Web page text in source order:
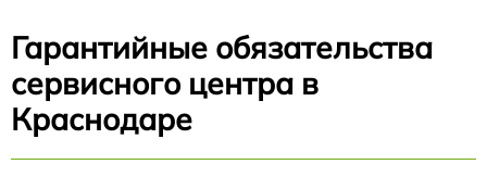
Гарантийные обязательства
сервисного центра в
Краснодаре